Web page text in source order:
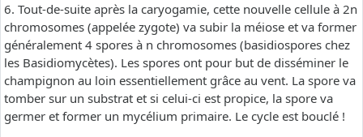
6. Tout-de-suite après la caryogamie, cette nouvelle cellule à 2n
chromosomes (appelée zygote) va subir la méiose et va former
généralement 4 spores à n chromosomes (basidiospores chez
les Basidiomycètes). Les spores ont pour but de disséminer le
champignon au loin essentiellement grâce au vent. La spore va
tomber sur un substrat et si celui-ci est propice, la spore va
germer et former un mycélium primaire. Le cycle est bouclé !